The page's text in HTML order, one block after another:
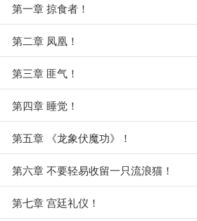
第一章 掠食者！
第二章 凤凰！
第三章 匪气！
第四章 睡觉！
第五章 《龙象伏魔功》！
第六章 不要轻易收留一只流浪猫！
第七章 宫廷礼仪！